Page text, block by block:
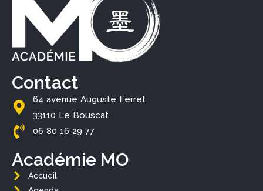
Contact
64 avenue Auguste Ferret
33110 Le Bouscat
06 80 16 29 77
Académie MO
Accueil